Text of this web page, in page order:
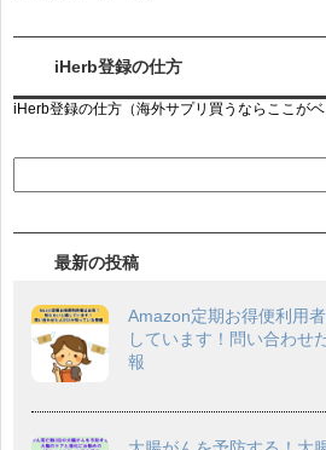
iHerb登録の仕方
iHerb登録の仕方（海外サプリ買うならここがベ
最新の投稿
Amazon定期お得便利用
しています！問い合わせ
報